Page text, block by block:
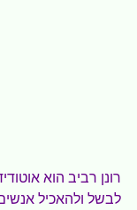
רונן רביב הוא
לבשל ולהאכיל